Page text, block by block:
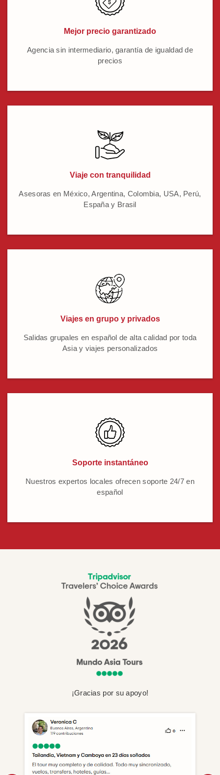
Mejor precio garantizado
Agencia sin intermediario, garantía de igualdad de
precios
Viaje con tranquilidad
Asesoras en México, Argentina, Colombia, USA, Perú,
España y Brasil
Viajes en grupo y privados
Salidas grupales en español de alta calidad por toda
Asia y viajes personalizados
Soporte instantáneo
Nuestros expertos locales ofrecen soporte 24/7 en
español
¡Gracias por su apoyo!